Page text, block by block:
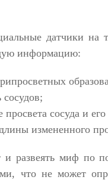
датчики
информацию:
сосудов;
просвета сосуда и
измененного
развеять миф по
что не может